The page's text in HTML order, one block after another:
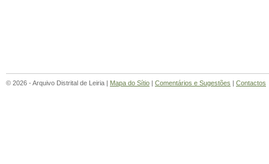
© 2026 - Arquivo Distrital de Leiria | Mapa do Sítio Comentários e Sugestões Contactos